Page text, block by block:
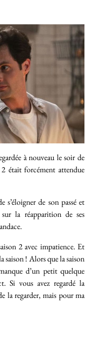
à nouveau le soir de
était forcément attendue
s’éloigner de son passé et
la réapparition de ses
2 avec impatience. Et
saison ! Alors que la saison
d’un petit quelque
Si vous avez regardé la
la regarder, mais pour ma